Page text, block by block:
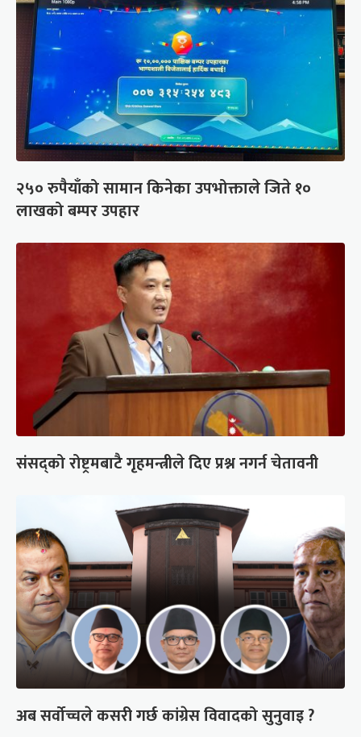
२५० रुपैयाँको सामान किनेका उपभोक्ताले जिते १०
लाखको बम्पर उपहार
संसद्को रोष्ट्रमबाटै गृहमन्त्रीले दिए प्रश्न नगर्न चेतावनी
अब सर्वोच्चले कसरी गर्छ कांग्रेस विवादको सुनुवाइ ?